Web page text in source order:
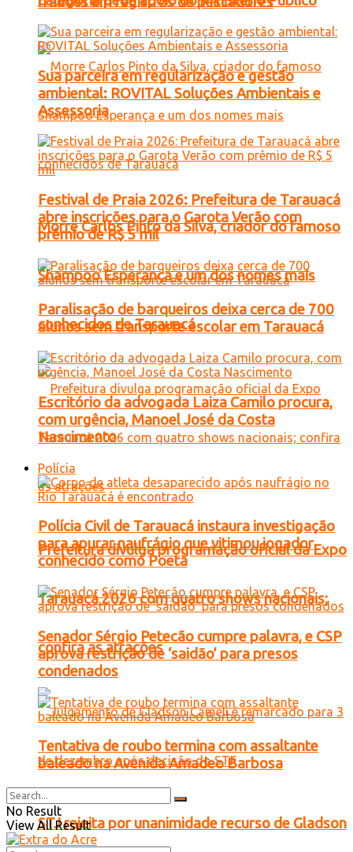
Morre Carlos Pinto da Silva, criador do famoso
Shampoo Esperança e um dos nomes mais
conhecidos de Tarauacá
Prefeitura divulga programação oficial da Expo
Tarauacá 2026 com quatro shows nacionais;
confira as atrações
STJ rejeita por unanimidade recurso de Gladson
Sua parceira em regularização e gestão
ambiental: ROVITAL Soluções Ambientais e
Assessoria
Festival de Praia 2026: Prefeitura de Tarauacá
abre inscrições para o Garota Verão com
prêmio de R$ 5 mil
Paralisação de barqueiros deixa cerca de 700
alunos sem transporte escolar em Tarauacá
Escritório da advogada Laiza Camilo procura,
com urgência, Manoel José da Costa
Nascimento
Polícia
Polícia Civil de Tarauacá instaura investigação
para apurar naufrágio que vitimou jogador
conhecido como Poeta
Senador Sérgio Petecão cumpre palavra, e CSP
aprova restrição de ‘saidão’ para presos
condenados
Tentativa de roubo termina com assaltante
baleado na Avenida Amadeo Barbosa
No Result
View All Result